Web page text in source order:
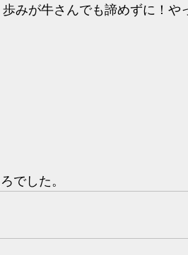
みが牛さんでも諦めずに！や
でした。